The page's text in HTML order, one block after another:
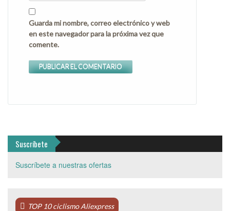
Guarda mi nombre, correo electrónico y web
en este navegador para la próxima vez que
comente.
Suscríbete
Suscríbete a nuestras ofertas
TOP 10 ciclismo Aliexpress